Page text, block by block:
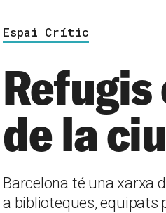
Espai Crític
de la
Barcelona té una xarxa
a biblioteques, equipats